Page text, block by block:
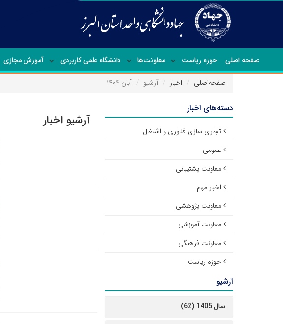
صفحه اصلی حوزه ریاست معاونت‌ها دانشگاه علمی کاربردی آموزش مجازی
صفحه‌اصلی اخبار آرشیو آبان ۱۴۰۴
آرشیو اخبار
دسته‌های اخبار
تجاری سازی فناوری و اشتغال
عمومی
معاونت پشتیبانی
اخبار مهم
معاونت پژوهشی
معاونت آموزشی
معاونت فرهنگی
حوزه ریاست
آرشیو
سال 1405 (62)